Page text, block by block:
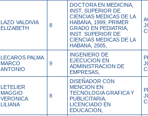
LAZO VALDIVIA
ELIZABETH
8
DOCTORA EN MEDICINA,
INST. SUPERIOR DE
CIENCIAS MEDICAS DE LA
HABANA, 1999, PRIMER
GRADO EN PEDIATRIA,
INST. SUPERIOR DE
CIENCIAS MEDICAS DE LA
HABANA, 2005,
LECAROS PALMA
MARCO
ANTONIO
9
INGENIERO DE
EJECUCION EN
ADMINISTRACION DE
EMPRESAS,
LETELIER
MAGGIO
VERONICA
LILIANA
8
DISEÑADOR CON
MENCION EN
TECNOLOGIA GRAFICA Y
PUBLICITARIA,
LICENCIADO EN
EDUCACION,